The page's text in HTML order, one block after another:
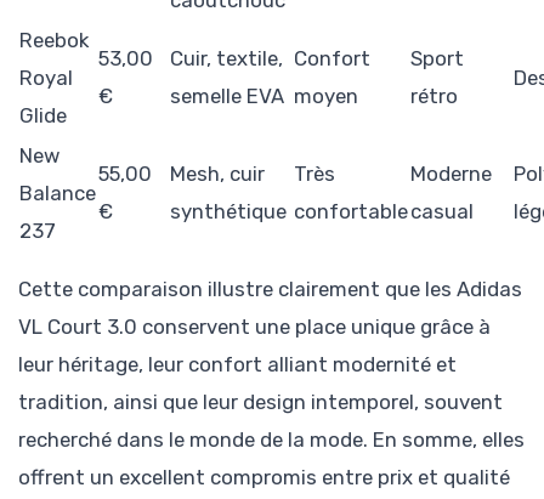
Reebok
Royal
Glide
53,00
€
Cuir, textile,
semelle EVA
Confort
moyen
Sport
rétro
New
Balance
237
55,00
€
Mesh, cuir
synthétique
Très
confortable
Moderne
casual
Cette comparaison illustre clairement que les Adidas
VL Court 3.0 conservent une place unique grâce à
leur héritage, leur confort alliant modernité et
tradition, ainsi que leur design intemporel, souvent
recherché dans le monde de la mode. En somme, elles
offrent un excellent compromis entre prix et qualité